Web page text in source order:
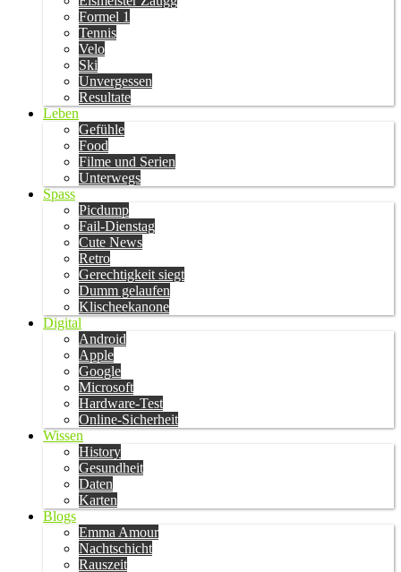
Formel 1
Tennis
Velo
Ski
Unvergessen
Resultate
Leben
Gefühle
Food
Filme und Serien
Unterwegs
Spass
Picdump
Fail-Dienstag
Cute News
Retro
Gerechtigkeit siegt
Dumm gelaufen
Klischeekanone
Digital
Android
Apple
Google
Microsoft
Hardware-Test
Online-Sicherheit
Wissen
History
Gesundheit
Daten
Karten
Blogs
Emma Amour
Nachtschicht
Rauszeit